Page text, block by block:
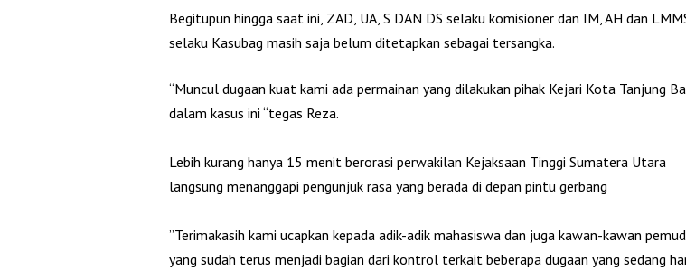
Begitupun hingga saat ini, ZAD, UA, S DAN DS selaku komisioner dan IM, AH dan
selaku Kasubag masih saja belum ditetapkan sebagai tersangka.
“Muncul dugaan kuat kami ada permainan yang dilakukan pihak Kejari Kota Tanjung
dalam kasus ini “tegas Reza.
‎Lebih kurang hanya 15 menit berorasi perwakilan Kejaksaan Tinggi Sumatera Utara
langsung menanggapi pengunjuk rasa yang berada di depan pintu gerbang
‎”Terimakasih kami ucapkan kepada adik-adik mahasiswa dan juga kawan-kawan
yang sudah terus menjadi bagian dari kontrol terkait beberapa dugaan yang sedang